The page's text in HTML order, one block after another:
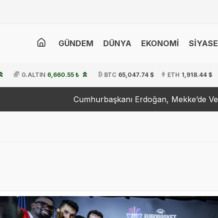
GÜNDEM DÜNYA EKONOMİ
G.ALTIN 6,660.55 ₺ BTC 65,047.74 $ ETH 1,918.44 $
Cumhurbaşkanı Erdoğan, Mekke’de Veliaht